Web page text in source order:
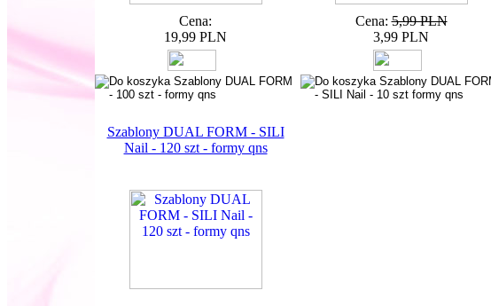
Cena:
19,99 PLN
Cena: 5,99 PLN
3,99 PLN
Szablony DUAL FORM - SILI
Nail - 120 szt - formy qns